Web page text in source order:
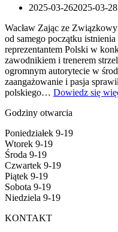
2025-03-262025-03-28
Wacław Zając ze
od samego początku
reprezentantem Polski w
zawodnikiem i trenerem
ogromnym autorytecie w
zaangażowanie i pasja
polskiego… Dowiedz się
Godziny otwarcia
Poniedziałek 9-19
Wtorek 9-19
Środa 9-19
Czwartek 9-19
Piątek 9-19
Sobota 9-19
Niedziela 9-19
KONTAKT